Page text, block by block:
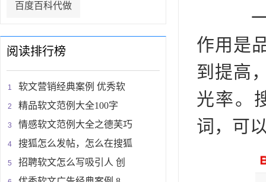
百度百科代做
阅读排行榜
软文营销经典案例 优秀软
精品软文范例大全100字
情感软文范例大全之德芙巧
搜狐怎么发帖，怎么在搜狐
招聘软文怎么写吸引人 创
一
作用是
到提高
光率。
词，可